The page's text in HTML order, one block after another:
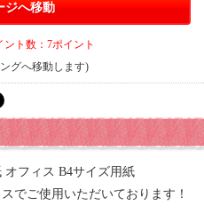
ジへ移動
ント数：7ポイント
グへ移動します)
オフィス B4サイズ用紙
でご使用いただいております！